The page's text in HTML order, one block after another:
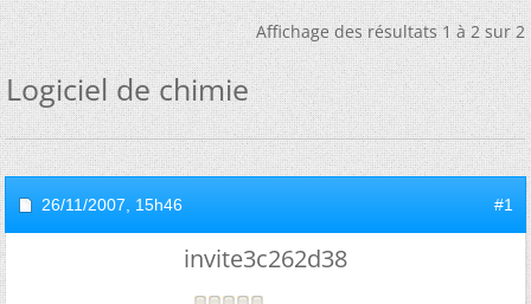
Affichage des résultats 1 à 2 sur 2
Logiciel de chimie
26/11/2007, 15h46 #1
invite3c262d38